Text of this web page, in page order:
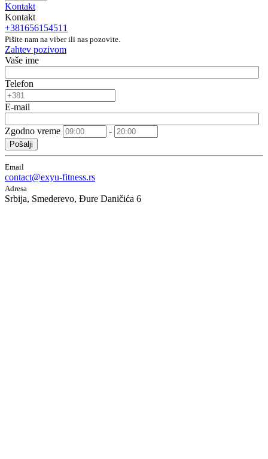
Kontakt
Kontakt
+381656154511
Pišite nam na viber ili nas pozovite.
Zahtev pozivom
Vaše ime
Telefon
E-mail
Zgodno vreme -
Pošalji
Email
contact@exyu-fitness.rs
Adresa
Srbija, Smederevo, Đure Daničića 6